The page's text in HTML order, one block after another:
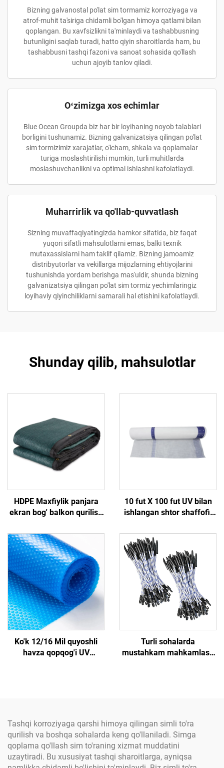
Bizning galvanostal po'lat sim tormamiz korroziyaga va
atrof-muhit ta'siriga chidamli bo'lgan himoya qatlami bilan
qoplangan. Bu xavfsizlikni ta'minlaydi va tashabbusning
butunligini saqlab turadi, hatto qiyin sharoitlarda ham, bu
tashabbusni tashqi fazoni va sanoat sohasida qo'llash
uchun ajoyib tanlov qiladi.
Oʻzimizga xos echimlar
Blue Ocean Groupda biz har bir loyihaning noyob talablari
borligini tushunamiz. Bizning galvanizatsiya qilingan po'lat
sim tormizimiz xarajatlar, o'lcham, shkala va qoplamalar
turiga moslashtirilishi mumkin, turli muhitlarda
moslashuvchanlikni va optimal ishlashni kafolatlaydi.
Muharrirlik va qo'llab-quvvatlash
Sizning muvaffaqiyatingizda hamkor sifatida, biz faqat
yuqori sifatli mahsulotlarni emas, balki texnik
mutaxassislarni ham taklif qilamiz. Bizning jamoamiz
distribyutorlar va vekillarga mijozlarning ehtiyojlarini
tushunishda yordam berishga mas'uldir, shunda bizning
galvanizatsiya qilingan po'lat sim tormiz yechimlaringiz
loyihaviy qiyinchiliklarni samarali hal etishini kafolatlaydi.
Shunday qilib, mahsulotlar
HDPE Maxfiylik panjara
ekran bog' balkon qurilish
Outdor panjara trellis &
darvozalar
10 fut X 100 fut UV bilan
ishlangan shtor shaffofi,
havo himoyasi uchun
mustahkamlangan poli
etilen matosidan yasalgan
Ko'k 12/16 Mil quyoshli
havza qopqog'i UV
havzalari
Turli sohalarda
mustahkam mahkamlash
Tashqi korroziyaga qarshi himoya qilingan simli to'ra
qurilish va boshqa sohalarda keng qo'llaniladi. Simga
qoplama qo'llash sim to'raning xizmat muddatini
uzaytiradi. Bu xususiyat tashqi sharoitlarga, ayniqsa